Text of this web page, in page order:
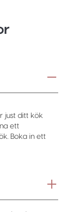
just ditt kök
ett
Boka in ett